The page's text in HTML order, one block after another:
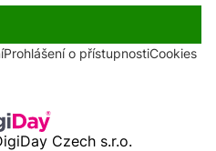
Prohlášení o přístupnostiCookies
Czech s.r.o.